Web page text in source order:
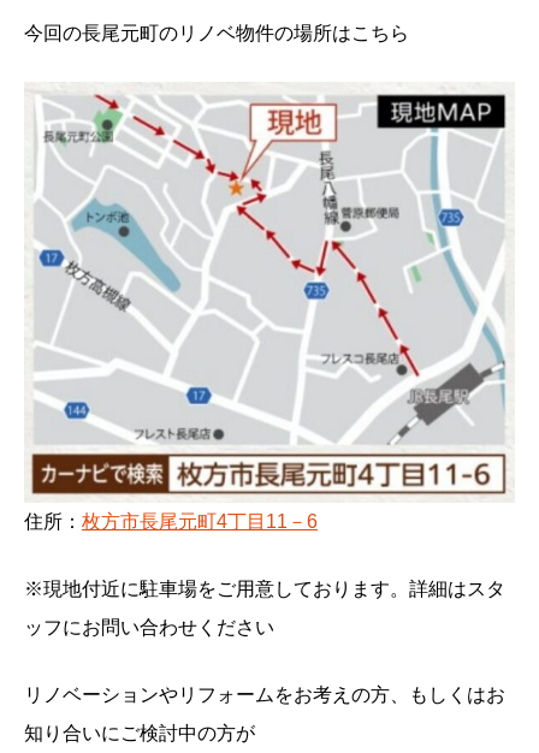
今回の長尾元町のリノベ物件の場所はこちら
住所： 枚方市長尾元町4丁目11－6
※現地付近に駐車場をご用意しております。詳細はスタ
ッフにお問い合わせください
リノベーションやリフォームをお考えの方、もしくはお
知り合いにご検討中の方が